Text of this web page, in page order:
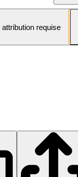
requise